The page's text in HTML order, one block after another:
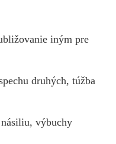
iným pre
druhých, túžba
výbuchy